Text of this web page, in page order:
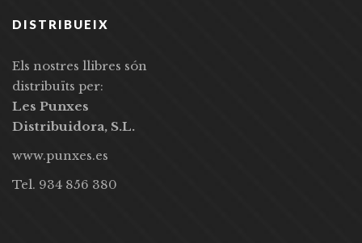
DISTRIBUEIX
Els nostres llibres són
distribuïts per:
Les Punxes
Distribuidora, S.L.
www.punxes.es
Tel. 934 856 380